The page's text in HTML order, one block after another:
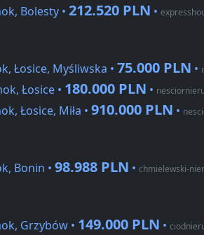
Bolesty • 212.520 PLN •
Łosice, Myśliwska • 75.000 PLN •
Łosice • 180.000 PLN •
Łosice, Miła • 910.000 PLN •
Bonin • 98.988 PLN • chmielewski-
Grzybów • 149.000 PLN •